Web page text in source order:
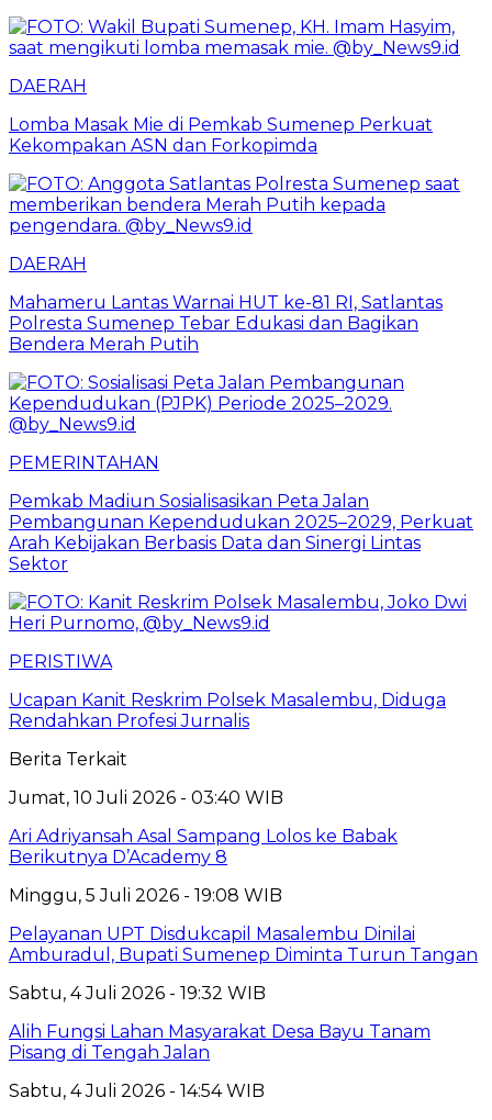
DAERAH
Lomba Masak Mie di Pemkab Sumenep Perkuat
Kekompakan ASN dan Forkopimda
DAERAH
Mahameru Lantas Warnai HUT ke-81 RI, Satlantas
Polresta Sumenep Tebar Edukasi dan Bagikan
Bendera Merah Putih
PEMERINTAHAN
Pemkab Madiun Sosialisasikan Peta Jalan
Pembangunan Kependudukan 2025–2029, Perkuat
Arah Kebijakan Berbasis Data dan Sinergi Lintas
Sektor
PERISTIWA
Ucapan Kanit Reskrim Polsek Masalembu, Diduga
Rendahkan Profesi Jurnalis
Berita Terkait
Jumat, 10 Juli 2026 - 03:40 WIB
Ari Adriyansah Asal Sampang Lolos ke Babak
Berikutnya D’Academy 8
Minggu, 5 Juli 2026 - 19:08 WIB
Pelayanan UPT Disdukcapil Masalembu Dinilai
Amburadul, Bupati Sumenep Diminta Turun Tangan
Sabtu, 4 Juli 2026 - 19:32 WIB
Alih Fungsi Lahan Masyarakat Desa Bayu Tanam
Pisang di Tengah Jalan
Sabtu, 4 Juli 2026 - 14:54 WIB